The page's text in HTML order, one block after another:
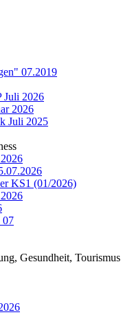
07.2019
Juli 2026
2026
Juli 2025
KS1 (01/2026)
Gesundheit, Tourismus